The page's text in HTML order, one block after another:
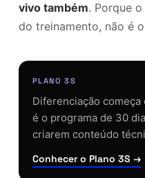
vivo também. Porque
do treinamento, não é
PLANO 3S
Diferenciação
é o programa de 30
criarem conteúdo
Conhecer o Plano 3S →